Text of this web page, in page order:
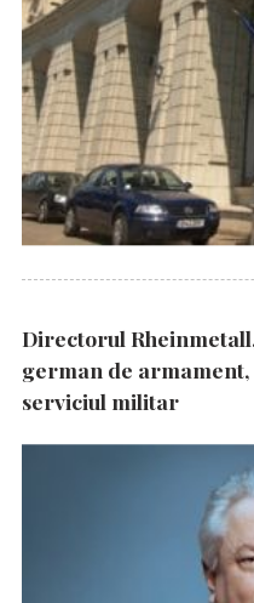
Directorul
german de
serviciul militar